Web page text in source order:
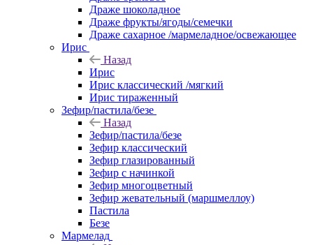
Драже шоколадное
Драже фрукты/ягоды/семечки
Драже сахарное /мармеладное/освежающее
Ирис
Назад
Ирис
Ирис классический /мягкий
Ирис тираженный
Зефир/пастила/безе
Назад
Зефир/пастила/безе
Зефир классический
Зефир глазированный
Зефир с начинкой
Зефир многоцветный
Зефир жевательный (маршмеллоу)
Пастила
Безе
Мармелад